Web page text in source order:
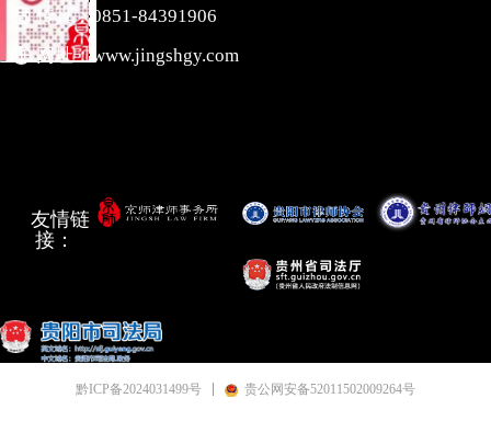
传真： 0851-84391906
网址： www.jingshgy.com
友情链
接：
黔ICP备2024031499号 贵公网安备52011502009264号